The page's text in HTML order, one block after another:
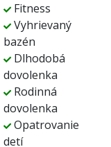
Fitness
Vyhrievaný
bazén
Dlhodobá
dovolenka
Rodinná
dovolenka
Opatrovanie
detí